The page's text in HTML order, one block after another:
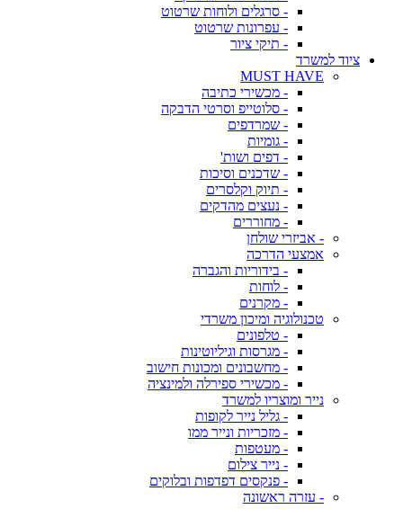
- סרגלים ולוחות שרטוט
- עפרונות שרטוט
- תיקי ציור
ציוד למשרד
MUST HAVE
- מכשירי כתיבה
- סלוטייפ וסרטי הדבקה
- שמרדפים
- גומיות
- דפים ושות'
- שדכנים וסיכות
- תיוק וקלסרים
- נעצים מהדקים
- מחוררים
- אביזרי שולחן
אמצעי הדרכה
- בידוריות והגברה
- לוחות
- מקרנים
טכנולוגיה ומיכון משרדי
- טלפונים
- מגרסות וגיליוטינות
- מחשבונים ומכונות חישוב
- מכשירי ספירלה ולמינציה
נייר ומוצריו למשרד
- גליל נייר לקופות
- מזכריות ונייר ממו
- מעטפות
- נייר צילום
- פנקסים דפדפות ובלוקים
- עזרה ראשונה